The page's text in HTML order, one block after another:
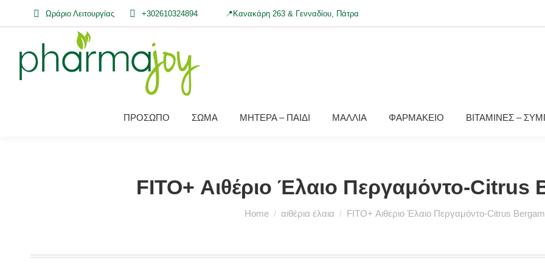
Ωράριο Λειτουργίας +302610324894 📍Κανακάρη 263 & Γενναδίου, Πάτρα
ΠΡΟΣΩΠΟ ΣΩΜΑ ΜΗΤΕΡΑ – ΠΑΙΔΙ ΜΑΛΛΙΑ ΦΑΡΜΑΚΕΙΟ ΒΙΤΑΜΙΝΕΣ –
FITO+ Αιθέριο Έλαιο Περγαμόντο-Citrus
Home αιθέρια έλαια FITO+ Αιθέριο Έλαιο Περγαμόντο-Citrus